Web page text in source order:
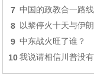
7 中国的政教合一路
8 以黎停火十天与伊
9 中东战火旺了谁？
10 我说请相信川普没